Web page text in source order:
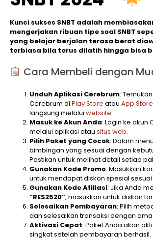
Kunci sukses SNBT adalah
mengerjakan ribuan tipe soal SNBT
yang belajar berjalan terasa berat
terbiasa bila terus dilatih hingga bisa
Cara Membeli dengan
Unduh Aplikasi Cerebrum:
Cerebrum di Play Store atau App Store
langsung melalui website.
Masuk ke Akun Anda: Login ke akun
melalui aplikasi atau situs web.
Pilih Paket yang Cocok: Dalam
bimbingan yang sesuai dengan
Pastikan untuk melihat detail setiap
Gunakan Kode Promo: Masukkan
untuk mendapat diskon spesial
Gunakan Kode Afiliasi: Jika Anda
“RES2520”, masukkan untuk diskon
Selesaikan Pembayaran: Pilih
dan selesaikan transaksi dengan
Aktivasi Cepat: Paket Anda akan
singkat setelah pembayaran berhasil.